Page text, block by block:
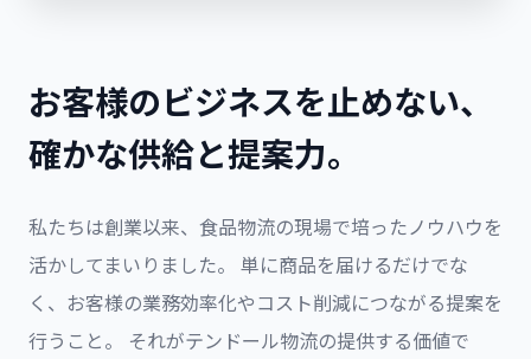
お客様のビジネスを止めない、
確かな供給と提案力。
私たちは創業以来、食品物流の現場で培ったノウハウを
活かしてまいりました。 単に商品を届けるだけでな
く、お客様の業務効率化やコスト削減につながる提案を
行うこと。 それがテンドール物流の提供する価値で